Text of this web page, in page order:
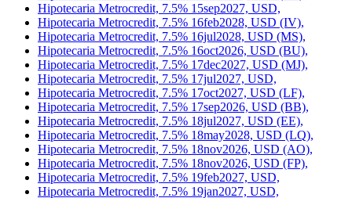
Hipotecaria Metrocredit, 7.5% 15sep2027, USD,
Hipotecaria Metrocredit, 7.5% 16feb2028, USD (IV),
Hipotecaria Metrocredit, 7.5% 16jul2028, USD (MS),
Hipotecaria Metrocredit, 7.5% 16oct2026, USD (BU),
Hipotecaria Metrocredit, 7.5% 17dec2027, USD (MJ),
Hipotecaria Metrocredit, 7.5% 17jul2027, USD,
Hipotecaria Metrocredit, 7.5% 17oct2027, USD (LF),
Hipotecaria Metrocredit, 7.5% 17sep2026, USD (BB),
Hipotecaria Metrocredit, 7.5% 18jul2027, USD (EE),
Hipotecaria Metrocredit, 7.5% 18may2028, USD (LQ),
Hipotecaria Metrocredit, 7.5% 18nov2026, USD (AO),
Hipotecaria Metrocredit, 7.5% 18nov2026, USD (FP),
Hipotecaria Metrocredit, 7.5% 19feb2027, USD,
Hipotecaria Metrocredit, 7.5% 19jan2027, USD,